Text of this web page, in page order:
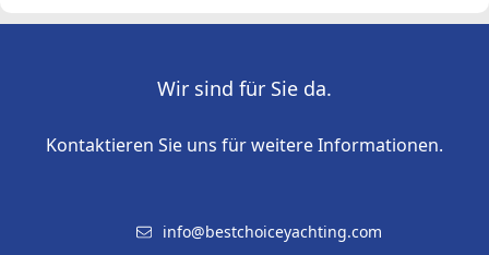
Wir sind für Sie da.
Kontaktieren Sie uns für weitere Informationen.
info@bestchoiceyachting.com